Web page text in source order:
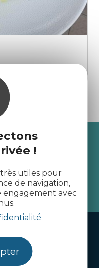
!
très utiles pour
de navigation,
engagement avec
des